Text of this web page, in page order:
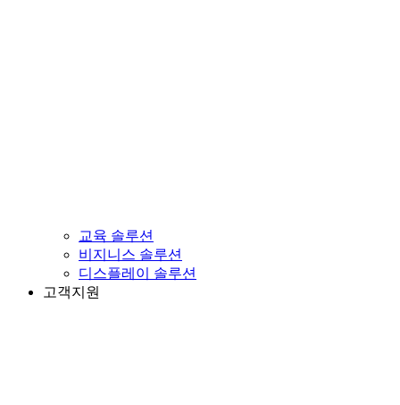
교육 솔루션
비지니스 솔루션
디스플레이 솔루션
고객지원